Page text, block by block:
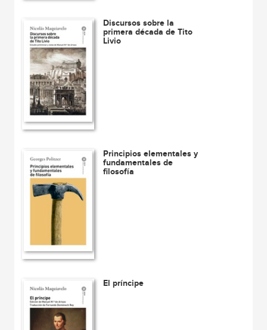
Discursos sobre la
primera década de Tito
Livio
Principios elementales y
fundamentales de
filosofía
El príncipe